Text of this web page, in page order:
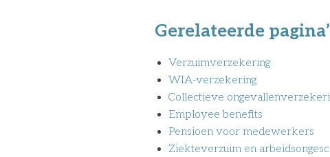
Gerelateerde
Verzuimverzekering
WIA-verzekering
Collectieve
Employee benefits
Pensioen voor medewerkers
Ziekteverzuim en